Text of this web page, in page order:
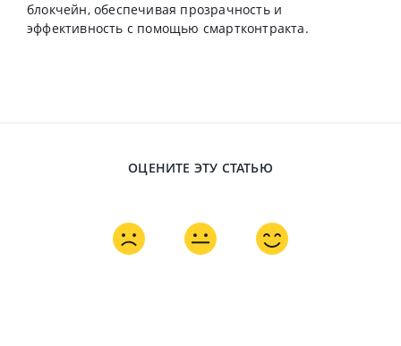
блокчейн, обеспечивая прозрачность и
эффективность с помощью смартконтракта.
ОЦЕНИТЕ ЭТУ СТАТЬЮ